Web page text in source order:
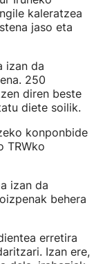
kaleratzea
jaso eta
izan da
250
diren beste
diete soilik.
konponbide
TRWko
izan da
behera
erretira
Izan ere,